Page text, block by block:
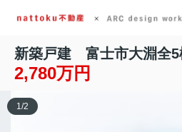
新築戸建 富士市大淵全
2,780万円
1/2